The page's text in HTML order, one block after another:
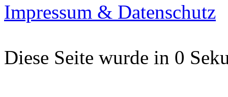
Impressum & Datenschutz
Diese Seite wurde in 0